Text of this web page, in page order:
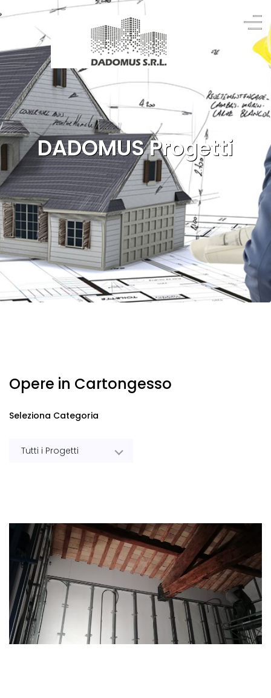
DADOMUS Progetti
Opere in Cartongesso
Seleziona Categoria
Tutti i Progetti